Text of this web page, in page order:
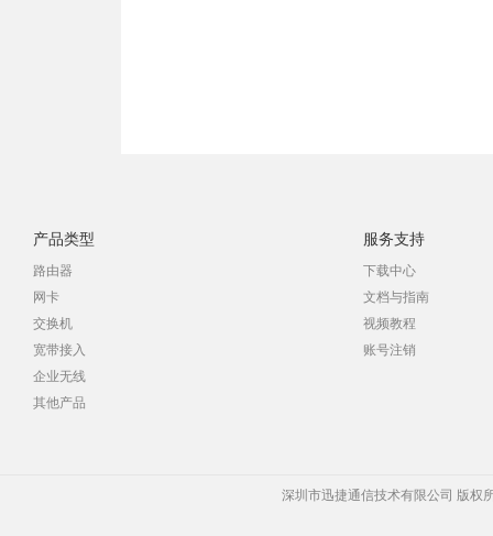
产品类型
路由器
网卡
交换机
宽带接入
企业无线
其他产品
服务支持
下载中心
文档与指南
视频教程
账号注销
深圳市迅捷通信技术有限公司 版权